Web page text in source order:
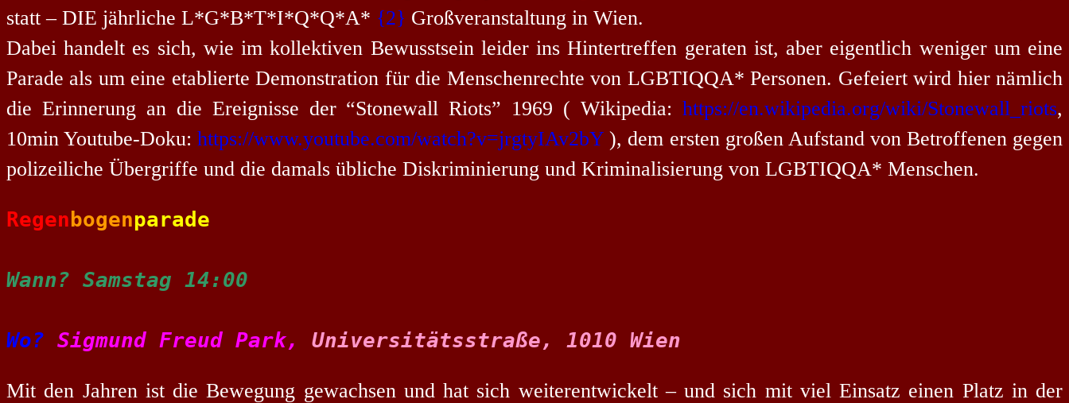
statt – DIE jährliche L*G*B*T*I*Q*Q*A* {2} Großveranstaltung in Wien.
Dabei handelt es sich, wie im kollektiven Bewusstsein leider ins Hintertreffen geraten ist, aber eigentlich weniger um eine
Parade als um eine etablierte Demonstration für die Menschenrechte von LGBTIQQA* Personen. Gefeiert wird hier nämlich
die Erinnerung an die Ereignisse der “Stonewall Riots” 1969 ( Wikipedia: https://en.wikipedia.org/wiki/Stonewall_riots,
10min Youtube-Doku:https://www.youtube.com/watch?v=jrgtyIAv2bY ), dem ersten großen Aufstand von Betroffenen gegen
polizeiliche Übergriffe und die damals übliche Diskriminierung und Kriminalisierung von LGBTIQQA* Menschen.
Regen bogenparade
Wann? Samstag 14:00
Wo? Sigmund Freud Park, Universitätsstraße, 1010 Wien
Mit den Jahren ist die Bewegung gewachsen und hat sich weiterentwickelt – und sich mit viel Einsatz einen Platz in der